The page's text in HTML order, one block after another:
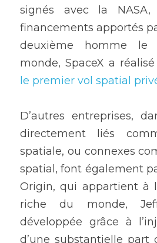
signés avec la
financements apportés
deuxième homme
le premier vol spatial
D’autres entreprises,
directement liés
spatiale, ou connexes
spatial, font également
Origin, qui appartient à
riche du monde,
développée grâce à
d’une substantielle part